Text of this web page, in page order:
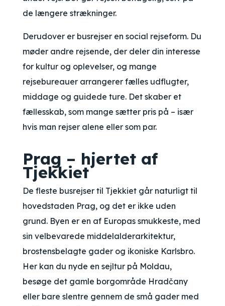
de længere strækninger.
Derudover er busrejser en social rejseform. Du
møder andre rejsende, der deler din interesse
for kultur og oplevelser, og mange
rejsebureauer arrangerer fælles udflugter,
middage og guidede ture. Det skaber et
fællesskab, som mange sætter pris på – især
hvis man rejser alene eller som par.
Prag – hjertet af
Tjekkiet
De fleste busrejser til Tjekkiet går naturligt til
hovedstaden Prag, og det er ikke uden
grund. Byen er en af Europas smukkeste, med
sin velbevarede middelalderarkitektur,
brostensbelagte gader og ikoniske Karlsbro.
Her kan du nyde en sejltur på Moldau,
besøge det gamle borgområde Hradčany
eller bare slentre gennem de små gader med